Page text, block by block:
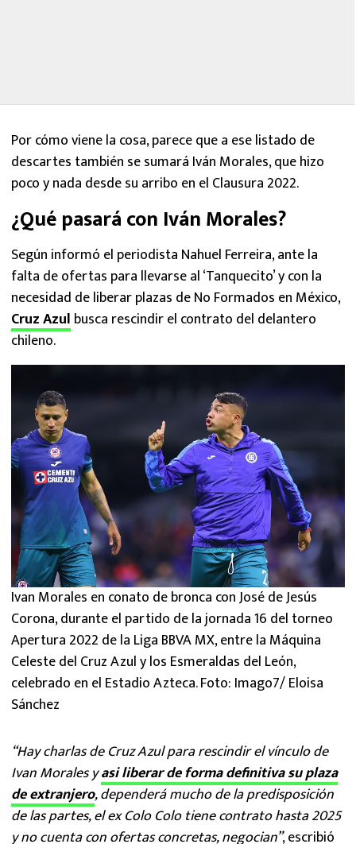
Por cómo viene la cosa, parece que a ese listado de
descartes también se sumará Iván Morales, que hizo
poco y nada desde su arribo en el Clausura 2022.
¿Qué pasará con Iván Morales?
Según informó el periodista Nahuel Ferreira, ante la
falta de ofertas para llevarse al ‘Tanquecito’ y con la
necesidad de liberar plazas de No Formados en México,
Cruz Azul busca rescindir el contrato del delantero
chileno.
Ivan Morales en conato de bronca con José de Jesús
Corona, durante el partido de la jornada 16 del torneo
Apertura 2022 de la Liga BBVA MX, entre la Máquina
Celeste del Cruz Azul y los Esmeraldas del León,
celebrado en el Estadio Azteca. Foto: Imago7/ Eloisa
Sánchez
“Hay charlas de Cruz Azul para rescindir el vínculo de
Ivan Morales yasi liberar de forma definitiva su plaza
de extranjero, dependerá mucho de la predisposición
de las partes, el ex Colo Colo tiene contrato hasta 2025
y no cuenta con ofertas concretas, negocian”, escribió